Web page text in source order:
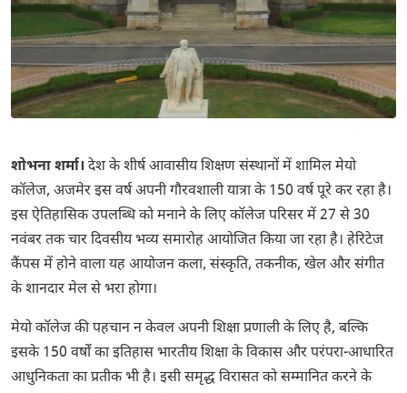
शोभना शर्मा। देश के शीर्ष आवासीय शिक्षण संस्थानों में शामिल मेयो
कॉलेज, अजमेर इस वर्ष अपनी गौरवशाली यात्रा के 150 वर्ष पूरे कर रहा है।
इस ऐतिहासिक उपलब्धि को मनाने के लिए कॉलेज परिसर में 27 से 30
नवंबर तक चार दिवसीय भव्य समारोह आयोजित किया जा रहा है। हेरिटेज
कैंपस में होने वाला यह आयोजन कला, संस्कृति, तकनीक, खेल और संगीत
के शानदार मेल से भरा होगा।
मेयो कॉलेज की पहचान न केवल अपनी शिक्षा प्रणाली के लिए है, बल्कि
इसके 150 वर्षों का इतिहास भारतीय शिक्षा के विकास और परंपरा-आधारित
आधुनिकता का प्रतीक भी है। इसी समृद्ध विरासत को सम्मानित करने के